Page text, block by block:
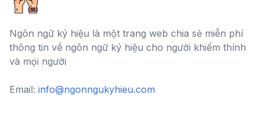
Ngôn ngữ ký hiệu là một trang web chia sẻ miễn phí
thông tin về ngôn ngữ ký hiệu cho người khiếm thính
và mọi người
Email: info@ngonngukyhieu.com